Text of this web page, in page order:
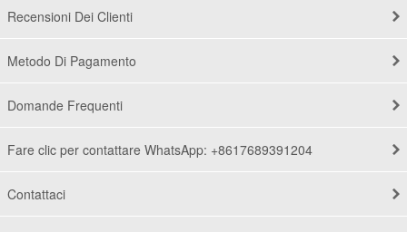
Recensioni Dei Clienti
Metodo Di Pagamento
Domande Frequenti
Fare clic per contattare WhatsApp: +8617689391204
Contattaci